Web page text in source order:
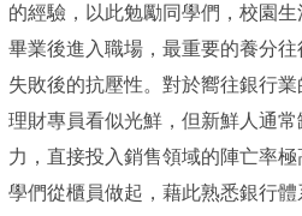
的經驗，以此勉勵同學們，校園
畢業後進入職場，最重要的養分
失敗後的抗壓性。對於嚮往銀行
理財專員看似光鮮，但新鮮人通
力，直接投入銷售領域的陣亡率
學們從櫃員做起，藉此熟悉銀行體